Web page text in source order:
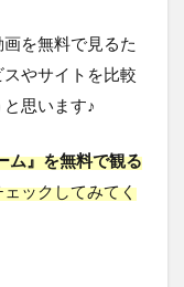
を無料で見るた
やサイトを比較
思います♪
ム』を無料で観る
ックしてみてく